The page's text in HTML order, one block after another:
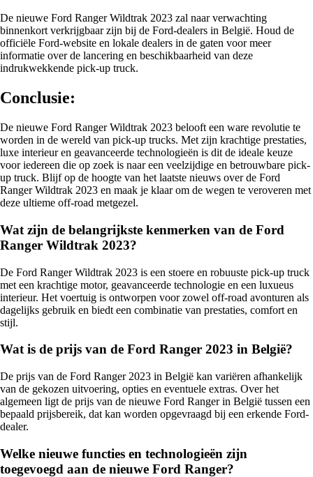
De nieuwe Ford Ranger Wildtrak 2023 zal naar verwachting
binnenkort verkrijgbaar zijn bij de Ford-dealers in België. Houd de
officiële Ford-website en lokale dealers in de gaten voor meer
informatie over de lancering en beschikbaarheid van deze
indrukwekkende pick-up truck.
Conclusie:
De nieuwe Ford Ranger Wildtrak 2023 belooft een ware revolutie te
worden in de wereld van pick-up trucks. Met zijn krachtige prestaties,
luxe interieur en geavanceerde technologieën is dit de ideale keuze
voor iedereen die op zoek is naar een veelzijdige en betrouwbare pick-
up truck. Blijf op de hoogte van het laatste nieuws over de Ford
Ranger Wildtrak 2023 en maak je klaar om de wegen te veroveren met
deze ultieme off-road metgezel.
Wat zijn de belangrijkste kenmerken van de Ford
Ranger Wildtrak 2023?
De Ford Ranger Wildtrak 2023 is een stoere en robuuste pick-up truck
met een krachtige motor, geavanceerde technologie en een luxueus
interieur. Het voertuig is ontworpen voor zowel off-road avonturen als
dagelijks gebruik en biedt een combinatie van prestaties, comfort en
stijl.
Wat is de prijs van de Ford Ranger 2023 in België?
De prijs van de Ford Ranger 2023 in België kan variëren afhankelijk
van de gekozen uitvoering, opties en eventuele extras. Over het
algemeen ligt de prijs van de nieuwe Ford Ranger in België tussen een
bepaald prijsbereik, dat kan worden opgevraagd bij een erkende Ford-
dealer.
Welke nieuwe functies en technologieën zijn
toegevoegd aan de nieuwe Ford Ranger?